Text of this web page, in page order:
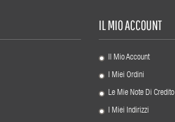
IL MIO ACCOUNT
Il Mio Account
I Miei Ordini
Le Mie Note Di Credito
I Miei Indirizzi